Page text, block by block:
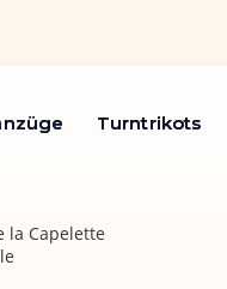
Turntrikots
Turntrikots
la Capelette